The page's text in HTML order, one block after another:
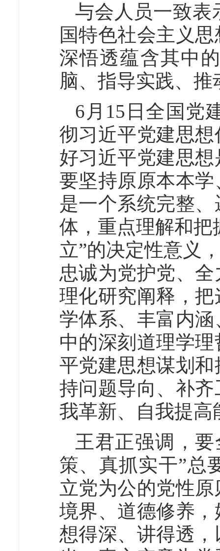
与会人员一致表
国特色社会主义
深悟透蕴含其中
脑、指导实践、推
6月15日全国党
彻习近平党建思
好习近平党建思
要坚持原原本本
是一个系统完整
体，重点理解和把
立”的决定性意义
忠诚为党护党、
理化研究阐释，
学体系、丰富内
中的深刻道理学
平党建思想谋划
持问题导向、补
我革新、自我提
王君正强调，
策、真抓实干”总
立党为公的党性
境界、道德修养
想得深、讲得透